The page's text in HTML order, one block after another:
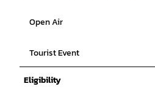
Open Air
Tourist Event
Eligibility